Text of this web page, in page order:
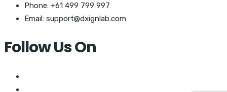
Phone: +61 499 799 997
Email: support@dxignlab.com
Follow Us On